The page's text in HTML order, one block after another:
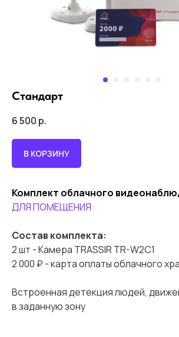
Стандарт
6 500 р.
В КОРЗИНУ
Комплект облачного
ДЛЯ ПОМЕЩЕНИЯ
Состав комплекта:
2 шт - Камера TRASSIR TR-W2C1
2 000 ₽ - карта оплаты облачного
Встроенная детекция людей,
в заданную зону